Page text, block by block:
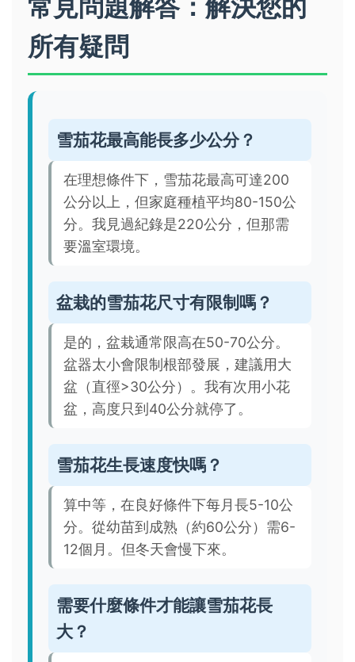
常見問題解答：解決您的
所有疑問
雪茄花最高能長多少公分？
在理想條件下，雪茄花最高可達200
公分以上，但家庭種植平均80-150公
分。我見過紀錄是220公分，但那需
要溫室環境。
盆栽的雪茄花尺寸有限制嗎？
是的，盆栽通常限高在50-70公分。
盆器太小會限制根部發展，建議用大
盆（直徑>30公分）。我有次用小花
盆，高度只到40公分就停了。
雪茄花生長速度快嗎？
算中等，在良好條件下每月長5-10公
分。從幼苗到成熟（約60公分）需6-
12個月。但冬天會慢下來。
需要什麼條件才能讓雪茄花長
大？